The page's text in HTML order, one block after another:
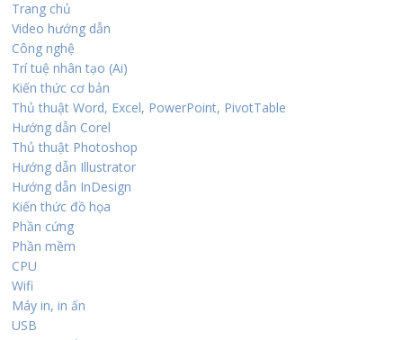
Trang chủ
Video hướng dẫn
Công nghệ
Trí tuệ nhân tạo (Ai)
Kiến thức cơ bản
Thủ thuật Word, Excel, PowerPoint, PivotTable
Hướng dẫn Corel
Thủ thuật Photoshop
Hướng dẫn Illustrator
Hướng dẫn InDesign
Kiến thức đồ họa
Phần cứng
Phần mềm
CPU
Wifi
Máy in, in ấn
USB